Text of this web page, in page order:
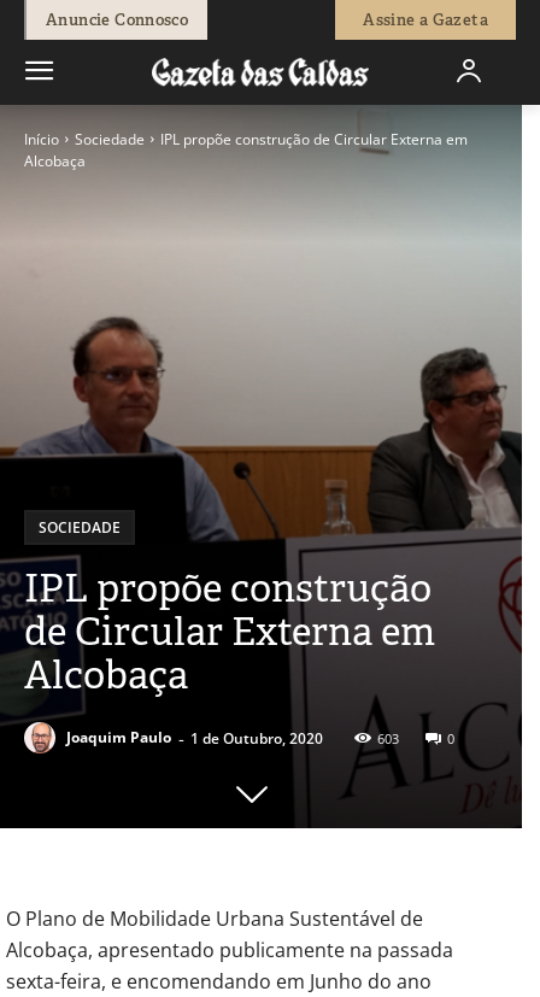
Anuncie Connosco Assine a Gazeta
Início Sociedade
IPL propõe construção de Circular Externa em
Alcobaça
SOCIEDADE
IPL propõe construção
de Circular Externa em
Alcobaça
Joaquim Paulo - 1 de Outubro, 2020 603 0
O Plano de Mobilidade Urbana Sustentável de
Alcobaça, apresentado publicamente na passada
sexta-feira, e encomendando em Junho do ano